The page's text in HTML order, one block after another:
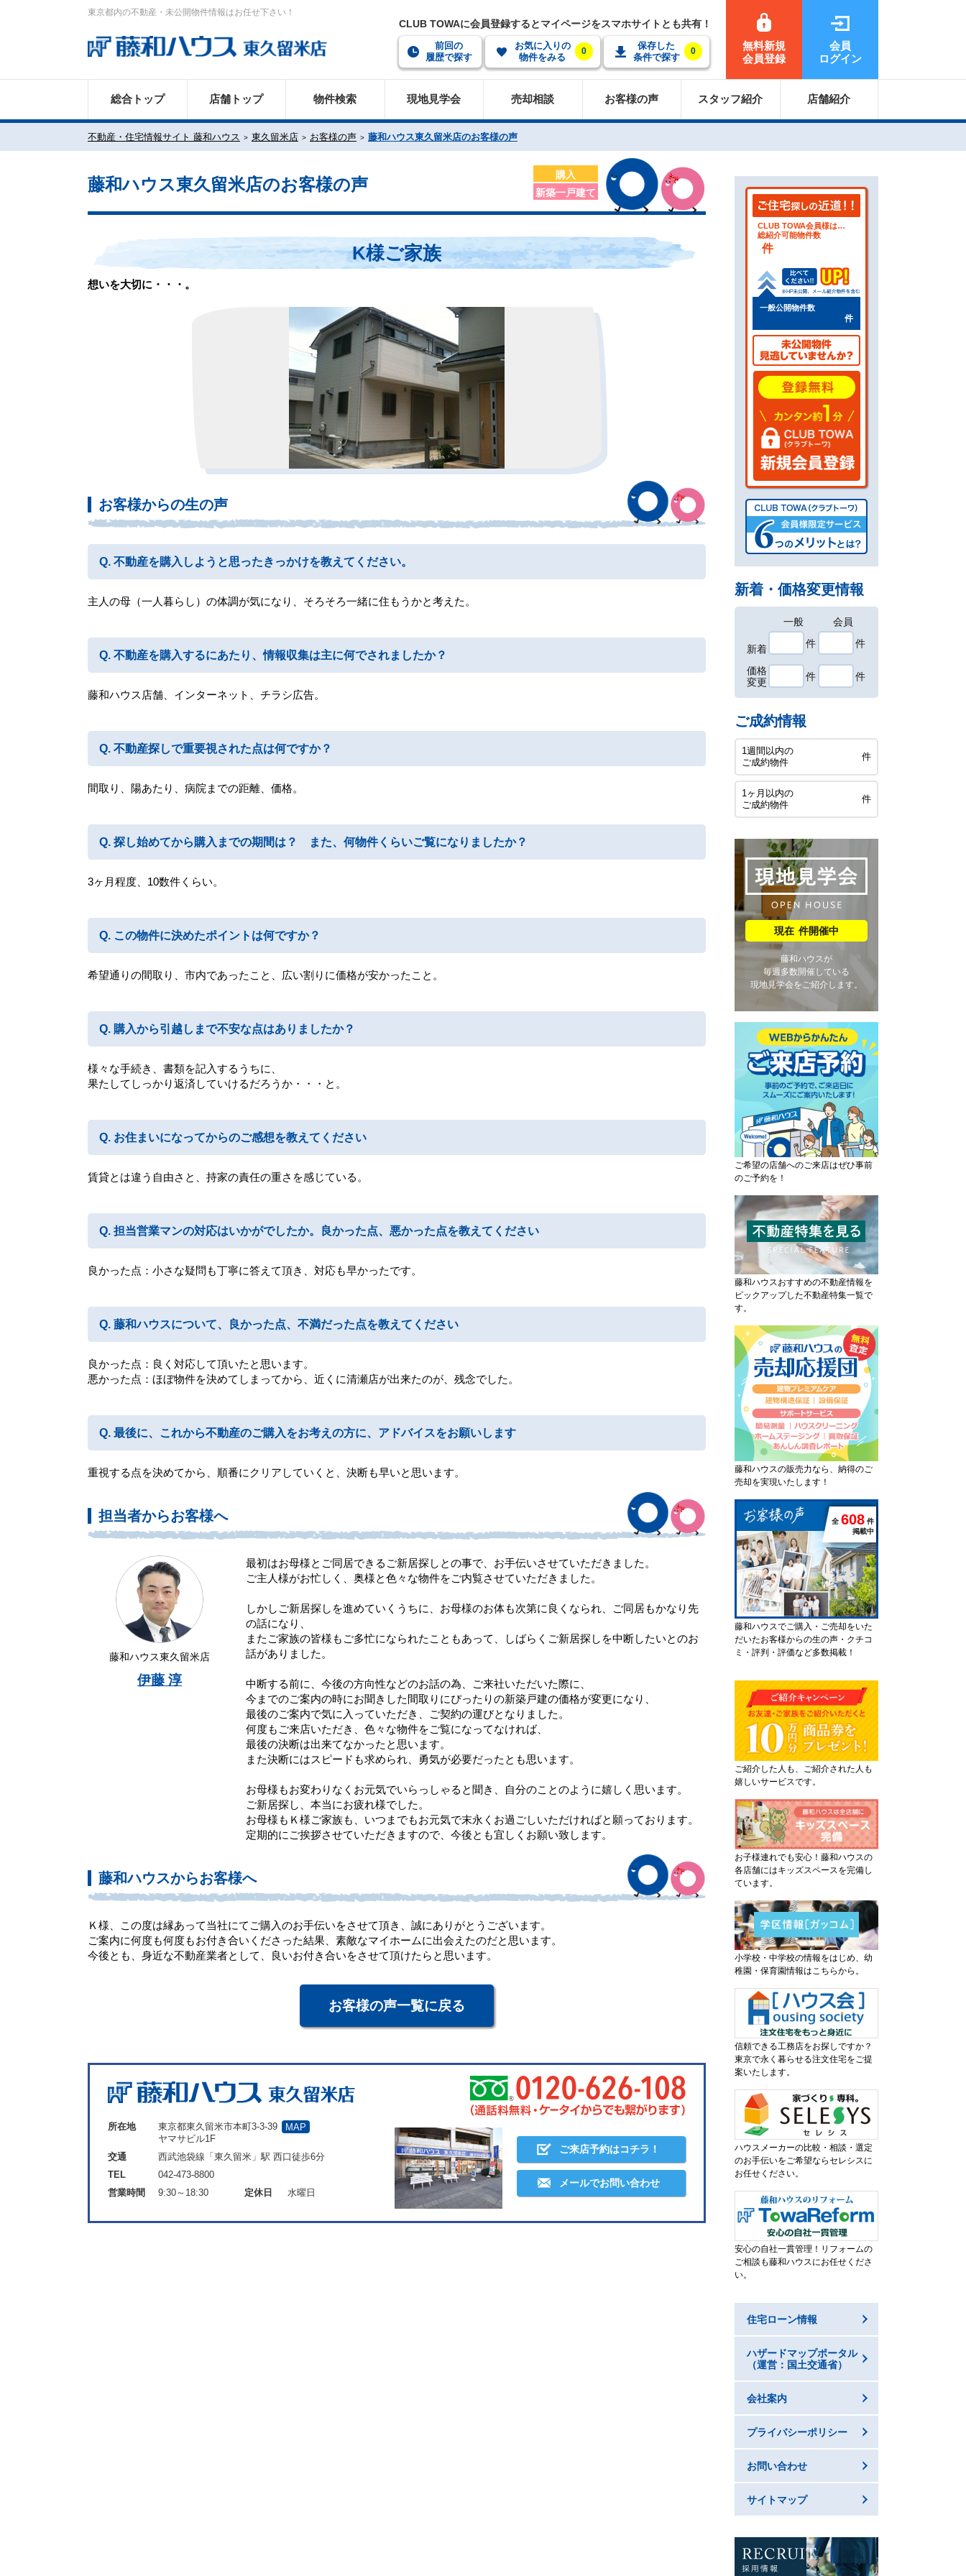
東京都内の不動産・未公開物件情報はお任せ下さい！
CLUB TOWAに会員登録するとマイページをスマホサイトとも共有！
前回の
履歴で探す
お気に入りの
物件をみる
0
保存した
条件で探す
0
無料新規
会員登録
会員
ログイン
総合トップ 店舗トップ 物件検索 現地見学会 売却相談 お客様の声 スタッフ紹介 店舗紹介
不動産・住宅情報サイト 藤和ハウス 東久留米店 お客様の声 藤和ハウス東久留米店のお客様の声
藤和ハウス東久留米店のお客様の声
購入
新築一戸建て
K様ご家族
想いを大切に・・・。
お客様からの生の声
不動産を購入しようと思ったきっかけを教えてください。
主人の母（一人暮らし）の体調が気になり、そろそろ一緒に住もうかと考えた。
不動産を購入するにあたり、情報収集は主に何でされましたか？
藤和ハウス店舗、インターネット、チラシ広告。
不動産探しで重要視された点は何ですか？
間取り、陽あたり、病院までの距離、価格。
探し始めてから購入までの期間は？ また、何物件くらいご覧になりましたか？
3ヶ月程度、10数件くらい。
この物件に決めたポイントは何ですか？
希望通りの間取り、市内であったこと、広い割りに価格が安かったこと。
購入から引越しまで不安な点はありましたか？
様々な手続き、書類を記入するうちに、
果たしてしっかり返済していけるだろうか・・・と。
お住まいになってからのご感想を教えてください
賃貸とは違う自由さと、持家の責任の重さを感じている。
担当営業マンの対応はいかがでしたか。良かった点、悪かった点を教えてください
良かった点：小さな疑問も丁寧に答えて頂き、対応も早かったです。
藤和ハウスについて、良かった点、不満だった点を教えてください
良かった点：良く対応して頂いたと思います。
悪かった点：ほぼ物件を決めてしまってから、近くに清瀬店が出来たのが、残念でした。
最後に、これから不動産のご購入をお考えの方に、アドバイスをお願いします
重視する点を決めてから、順番にクリアしていくと、決断も早いと思います。
担当者からお客様へ
藤和ハウス東久留米店
伊藤 淳
最初はお母様とご同居できるご新居探しとの事で、お手伝いさせていただきました。
ご主人様がお忙しく、奥様と色々な物件をご内覧させていただきました。
しかしご新居探しを進めていくうちに、お母様のお体も次第に良くなられ、ご同居もかなり先
の話になり、
またご家族の皆様もご多忙になられたこともあって、しばらくご新居探しを中断したいとのお
話がありました。
中断する前に、今後の方向性などのお話の為、ご来社いただいた際に、
今までのご案内の時にお聞きした間取りにぴったりの新築戸建の価格が変更になり、
最後のご案内で気に入っていただき、ご契約の運びとなりました。
何度もご来店いただき、色々な物件をご覧になってなければ、
最後の決断は出来てなかったと思います。
また決断にはスピードも求められ、勇気が必要だったとも思います。
お母様もお変わりなくお元気でいらっしゃると聞き、自分のことのように嬉しく思います。
ご新居探し、本当にお疲れ様でした。
お母様もＫ様ご家族も、いつまでもお元気で末永くお過ごしいただければと願っております。
定期的にご挨拶させていただきますので、今後とも宜しくお願い致します。
藤和ハウスからお客様へ
Ｋ様、この度は縁あって当社にてご購入のお手伝いをさせて頂き、誠にありがとうございます。
ご案内に何度も何度もお付き合いくださった結果、素敵なマイホームに出会えたのだと思います。
今後とも、身近な不動産業者として、良いお付き合いをさせて頂けたらと思います。
お客様の声一覧に戻る
所在地
東京都東久留米市本町3-3-39
ヤマサビル1F
MAP
交通
西武池袋線「東久留米」駅 西口徒歩6分
TEL
042-473-8800
営業時間
9:30～18:30 定休日 水曜日
ご来店予約はコチラ！
メールでお問い合わせ
CLUB TOWA会員様は…
総紹介可能物件数
件
一般公開物件数
件
新着・価格変更情報
一般 会員
新着
件 件
価格
変更
件 件
ご成約情報
1週間以内の
ご成約物件
件
1ヶ月以内の
ご成約物件
件
件開催中
藤和ハウスが
毎週多数開催している
現地見学会をご紹介します。
ご希望の店舗へのご来店はぜひ事前
のご予約を！
藤和ハウスおすすめの不動産情報を
ピックアップした不動産特集一覧で
す。
藤和ハウスの販売力なら、納得のご
売却を実現いたします！
全 608 件
掲載中
藤和ハウスでご購入・ご売却をいた
だいたお客様からの生の声・クチコ
ミ・評判・評価など多数掲載！
ご紹介した人も、ご紹介された人も
嬉しいサービスです。
お子様連れでも安心！藤和ハウスの
各店舗にはキッズスペースを完備し
ています。
小学校・中学校の情報をはじめ、幼
稚園・保育園情報はこちらから。
信頼できる工務店をお探しですか？
東京で永く暮らせる注文住宅をご提
案いたします。
ハウスメーカーの比較・相談・選定
のお手伝いをご希望ならセレシスに
お任せください。
安心の自社一貫管理！リフォームの
ご相談も藤和ハウスにお任せくださ
い。
住宅ローン情報
ハザードマップポータル
（運営：国土交通省）
会社案内
プライバシーポリシー
お問い合わせ
サイトマップ